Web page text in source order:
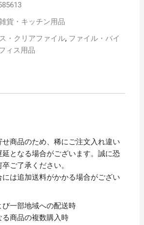
貨・キッチン用品
・クリアファイル, ファイル・バイ
ィス用品
商品のため、稀にご注文入れ違い
となる場合がございます。誠に恐
ご了承ください。
には追加送料がかかる場合がござい
び一部地域への配送時
る商品の複数購入時